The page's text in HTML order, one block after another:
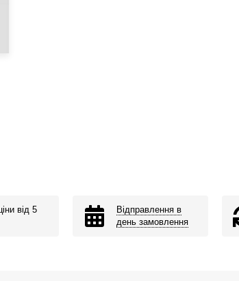
від 5
Відправлення в
день замовлення